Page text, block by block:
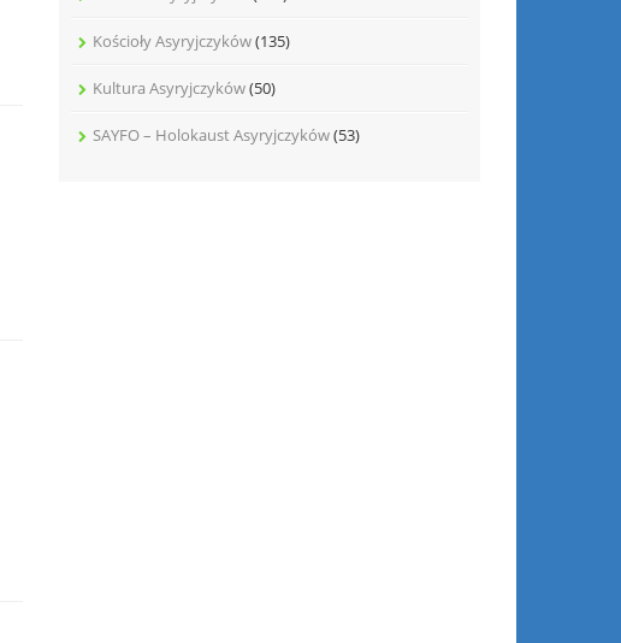
Kościoły Asyryjczyków(135)
Kultura Asyryjczyków(50)
SAYFO – Holokaust Asyryjczyków(53)